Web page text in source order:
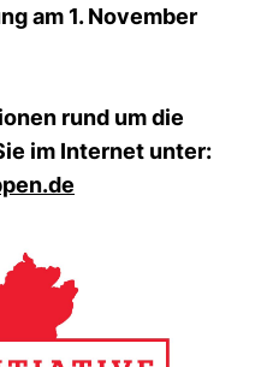
am 1. November
rund um die
im Internet unter: